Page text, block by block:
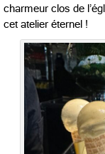
charmeur clos de
cet atelier éternel !